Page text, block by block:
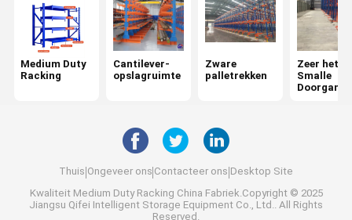
Schimmelrekken
De container van het draadnetwerk
stapel het rekken
Opberging van banden
Werkbank voor industriële garages
Stalen veiligheidshek
Medium Duty
Racking
Cantilever-
opslagruimte
Zware
palletrekken
Zeer het
Smalle
Thuis Ongeveer ons Contacteer ons Desktop Site
Kwaliteit Medium Duty Racking China Fabriek.Copyright © 2025
Jiangsu Qifei Intelligent Storage Equipment Co., Ltd.. All Rights
Reserved.